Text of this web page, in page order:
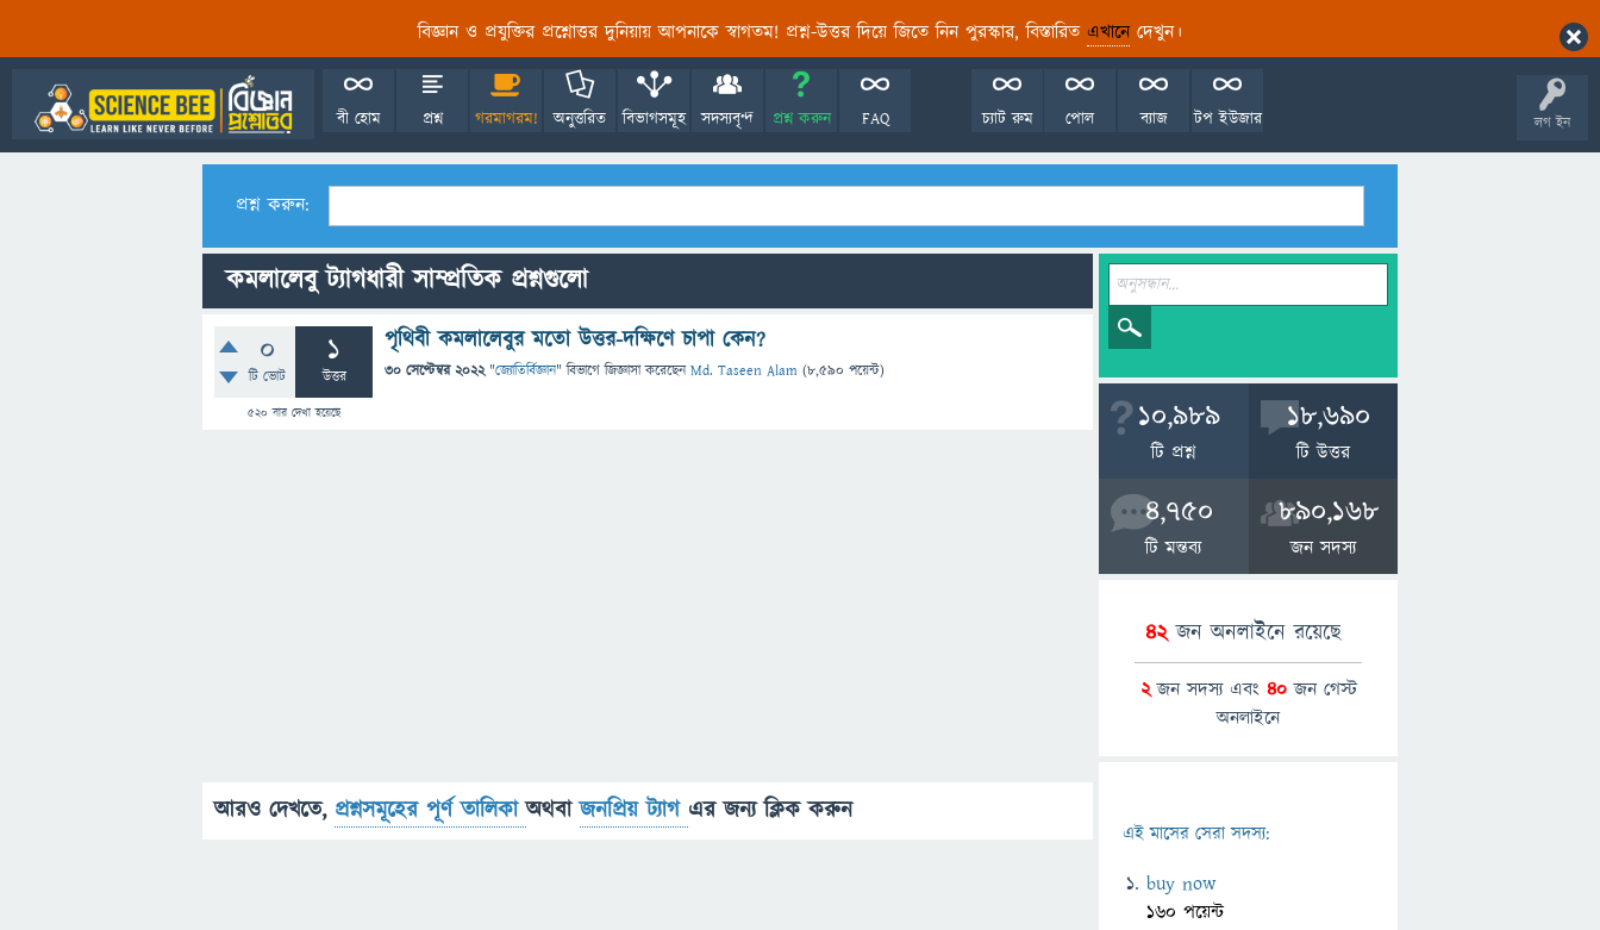
বিজ্ঞান ও প্রযুক্তির প্রশ্নোত্তর দুনিয়ায় আপনাকে স্বাগতম! প্রশ্ন-উত্তর দিয়ে জিতে নিন পুরস্কার, বিস্তারিত এখানেদেখুন।
লগ ইন
বী হোম প্রশ্ন গরমাগরম! অনুত্তরিত বিভাগসমূহ সদস্যবৃন্দ প্রশ্ন করুন FAQ টপ ইউজার
ব্যাজ
পোল
চ্যাট রুম
প্রশ্ন করুন:
কমলালেবু ট্যাগধারী সাম্প্রতিক প্রশ্নগুলো
0
টি ভোট
1
উত্তর
520 বার দেখা হয়েছে
পৃথিবী কমলালেবুর মতো উত্তর-দক্ষিণে চাপা কেন?
30 সেপ্টেম্বর 2022 "জ্যোতির্বিজ্ঞান" বিভাগে জিজ্ঞাসাকরেছেনMd. Taseen Alam (8,590 পয়েন্ট)
আরও দেখতে, প্রশ্নসমূহের পূর্ণ তালিকাঅথবাজনপ্রিয় ট্যাগ এর জন্য ক্লিক করুন
10,989
টি প্রশ্ন
18,690
টি উত্তর
4,750
টি মন্তব্য
890,168
জন সদস্য
42জন অনলাইনে রয়েছে
2জন সদস্য এবং 40জন গেস্ট
অনলাইনে
এই মাসের সেরা সদস্য:
buy now
160 পয়েন্ট